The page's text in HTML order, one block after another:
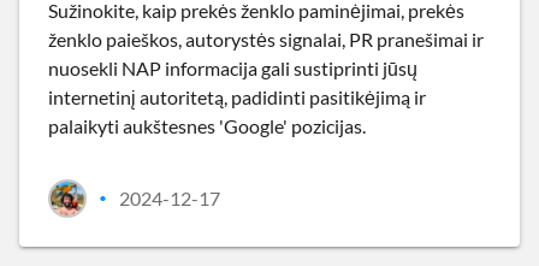
Sužinokite, kaip prekės ženklo paminėjimai, prekės
ženklo paieškos, autorystės signalai, PR pranešimai ir
nuosekli NAP informacija gali sustiprinti jūsų
internetinį autoritetą, padidinti pasitikėjimą ir
palaikyti aukštesnes 'Google' pozicijas.
• 2024-12-17